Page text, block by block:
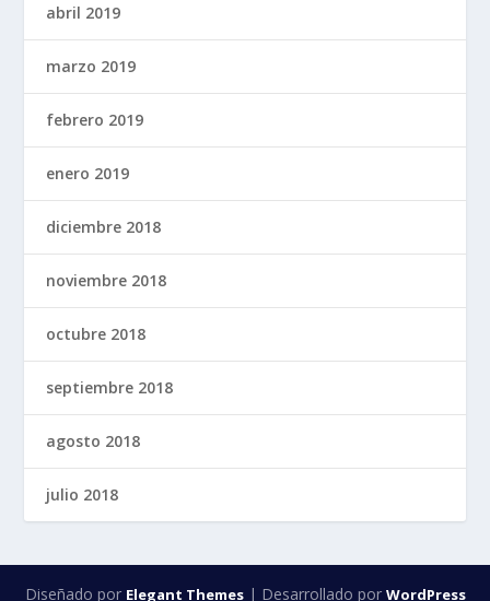
abril 2019
marzo 2019
febrero 2019
enero 2019
diciembre 2018
noviembre 2018
octubre 2018
septiembre 2018
agosto 2018
julio 2018
Diseñado por Elegant Themes| Desarrollado por WordPress